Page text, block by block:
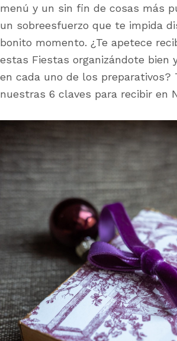
menú y un sin fin de cosas más
un sobreesfuerzo que te impida
bonito momento. ¿Te apetece
estas Fiestas organizándote bien
en cada uno de los preparativos?
nuestras 6 claves para recibir en